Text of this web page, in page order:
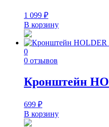
1 099 ₽
В корзину
0
0 отзывов
Кронштейн
699 ₽
В корзину